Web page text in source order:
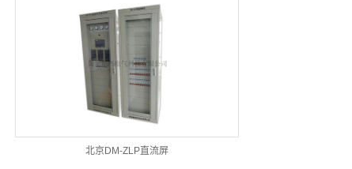
北京DM-ZLP直流屏